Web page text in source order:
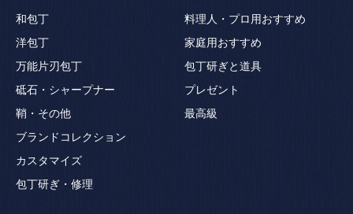
和包丁
洋包丁
万能片刃包丁
砥石・シャープナー
鞘・その他
ブランドコレクション
カスタマイズ
包丁研ぎ・修理
料理人・プロ用おすすめ
家庭用おすすめ
包丁研ぎと道具
プレゼント
最高級